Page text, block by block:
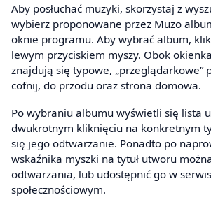
Aby posłuchać muzyki, skorzystaj z
wybierz proponowane przez Muzo
oknie programu. Aby wybrać album,
lewym przyciskiem myszy. Obok
znajdują się typowe, „przeglądarkowe”
cofnij, do przodu oraz strona domowa.
Po wybraniu albumu wyświetli się lista
dwukrotnym kliknięciu na konkretnym
się jego odtwarzanie. Ponadto po
wskaźnika myszki na tytuł utworu
odtwarzania, lub udostępnić go w
społecznościowym.